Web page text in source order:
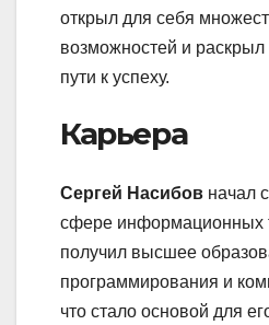
открыл для себя
возможностей и
пути к успеху.
Карьера
Сергей Насибов начал
сфере информационных
получил высшее
программирования и
что стало основой для